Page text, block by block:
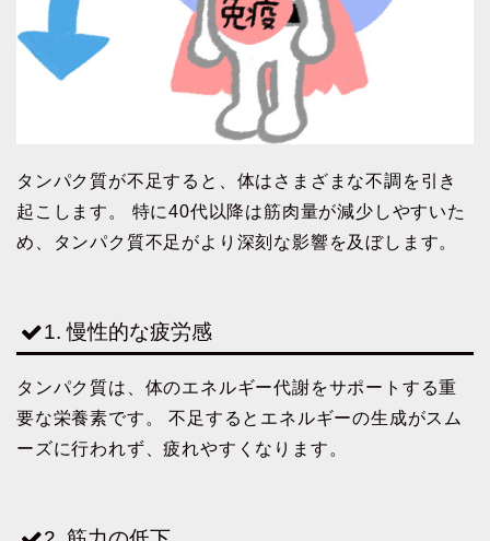
タンパク質が不足すると、体はさまざまな不調を引き
起こします。 特に40代以降は筋肉量が減少しやすいた
め、タンパク質不足がより深刻な影響を及ぼします。
1. 慢性的な疲労感
タンパク質は、体のエネルギー代謝をサポートする重
要な栄養素です。 不足するとエネルギーの生成がスム
ーズに行われず、疲れやすくなります。